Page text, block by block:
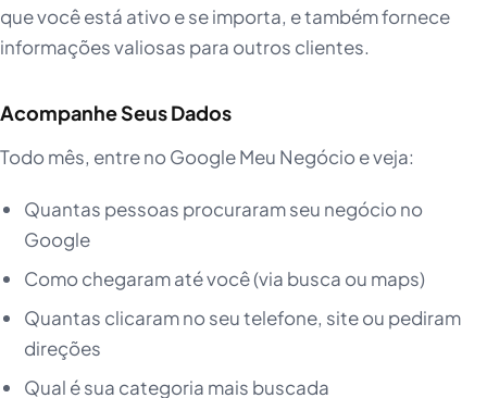
que você está ativo e se importa, e também fornece
informações valiosas para outros clientes.
Acompanhe Seus Dados
Todo mês, entre no Google Meu Negócio e veja:
Quantas pessoas procuraram seu negócio no
Google
Como chegaram até você (via busca ou maps)
Quantas clicaram no seu telefone, site ou pediram
direções
Qual é sua categoria mais buscada